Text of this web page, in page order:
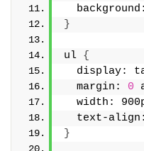
}
ul {
display:
  margin:
0
width:
text-
}